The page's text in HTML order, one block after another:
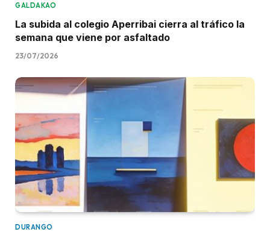
GALDAKAO
La subida al colegio Aperribai cierra al tráfico la
semana que viene por asfaltado
23/07/2026
DURANGO